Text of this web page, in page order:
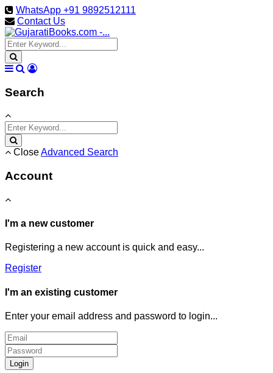
WhatsApp +91 9892512111
Contact Us
Search
CloseAdvanced Search
Account
I'm a new customer
Registering a new account is quick and easy...
Register
I'm an existing customer
Enter your email address and password to login...
Login